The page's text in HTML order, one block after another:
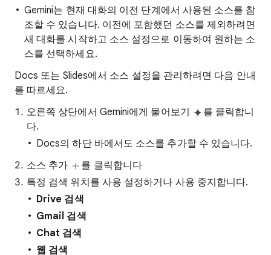
Gemini는 현재 대화의 이전 단계에서 사용된 소스를 참
조할 수 있습니다. 이전에 포함했던 소스를 제외하려면
새 대화를 시작하고 소스 설정으로 이동하여 원하는 소
스를 선택하세요.
Docs 또는 Slides에서 소스 설정을 관리하려면 다음 안내
를 따르세요.
오른쪽 상단에서 Gemini에게 물어보기
를 클릭합니
다.
Docs의 하단 바에서도 소스를 추가할 수 있습니다.
소스 추가
를 클릭합니다
특정 검색 위치를 사용 설정하거나 사용 중지합니다.
Drive 검색
Gmail 검색
Chat 검색
웹 검색